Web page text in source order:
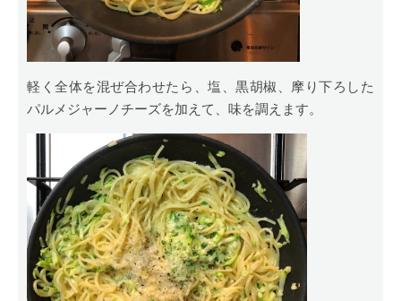
軽く全体を混ぜ合わせたら、塩、黒胡椒、摩り下ろした
パルメジャーノチーズを加えて、味を調えます。